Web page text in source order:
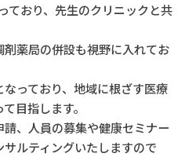
ており、先生のクリニックと共
薬局の併設も視野に入れてお
っており、地域に根ざす医療
目指します。
、人員の募集や健康セミナー
ルティングいたしますので